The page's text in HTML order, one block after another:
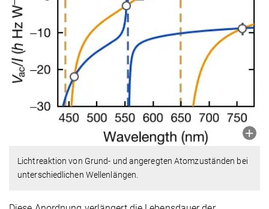
Lichtreaktion von Grund- und angeregten Atomzuständen bei
unterschiedlichen Wellenlängen.